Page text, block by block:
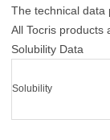
The technical data
All Tocris products
Solubility Data
Solubility